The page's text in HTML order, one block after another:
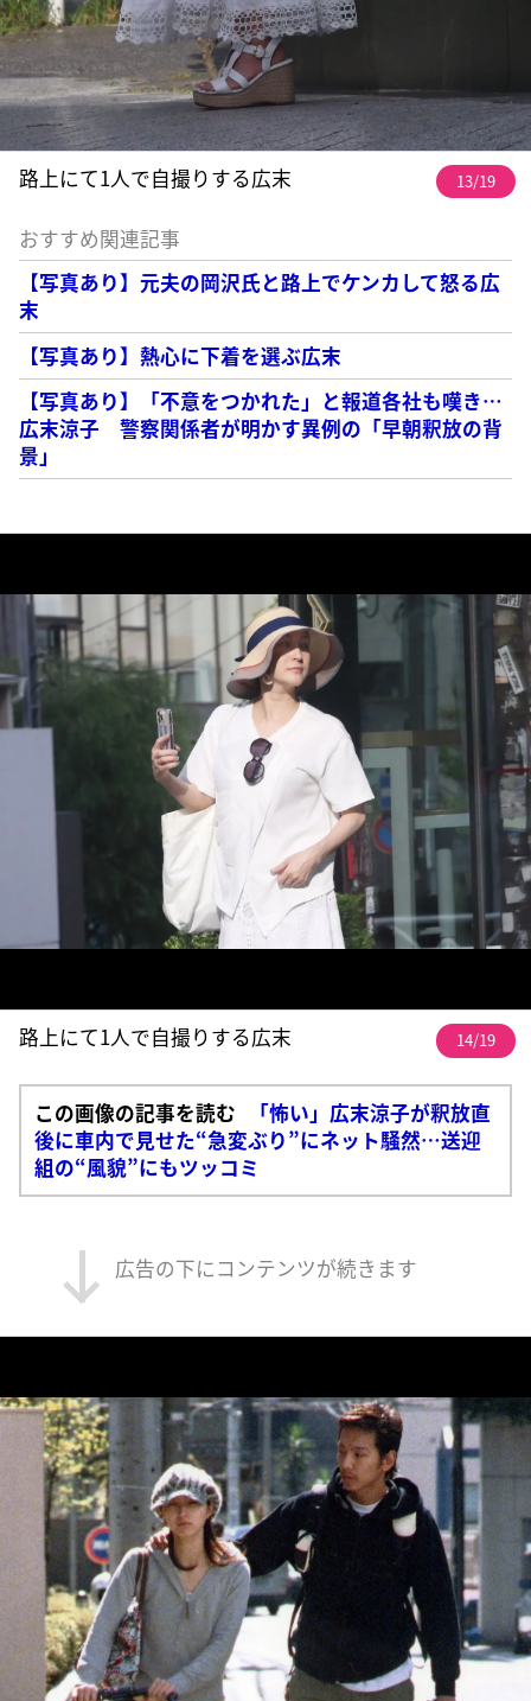
路上にて1人で自撮りする広末 13/19
おすすめ関連記事
【写真あり】元夫の岡沢氏と路上でケンカして怒る広
末
【写真あり】熱心に下着を選ぶ広末
【写真あり】「不意をつかれた」と報道各社も嘆き…
広末涼子 警察関係者が明かす異例の「早朝釈放の背
景」
路上にて1人で自撮りする広末 14/19
この画像の記事を読む
「怖い」広末涼子が釈放直
後に車内で見せた“急変ぶり”にネット騒然…送迎
組の“風貌”にもツッコミ
広告の下にコンテンツが続きます